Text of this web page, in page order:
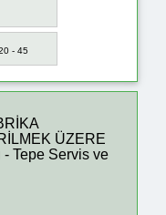
- 45
ÜZERE
Tepe Servis ve